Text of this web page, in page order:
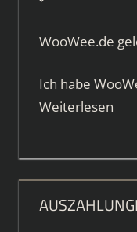
WooWee.de
Ich habe
Weiterlesen